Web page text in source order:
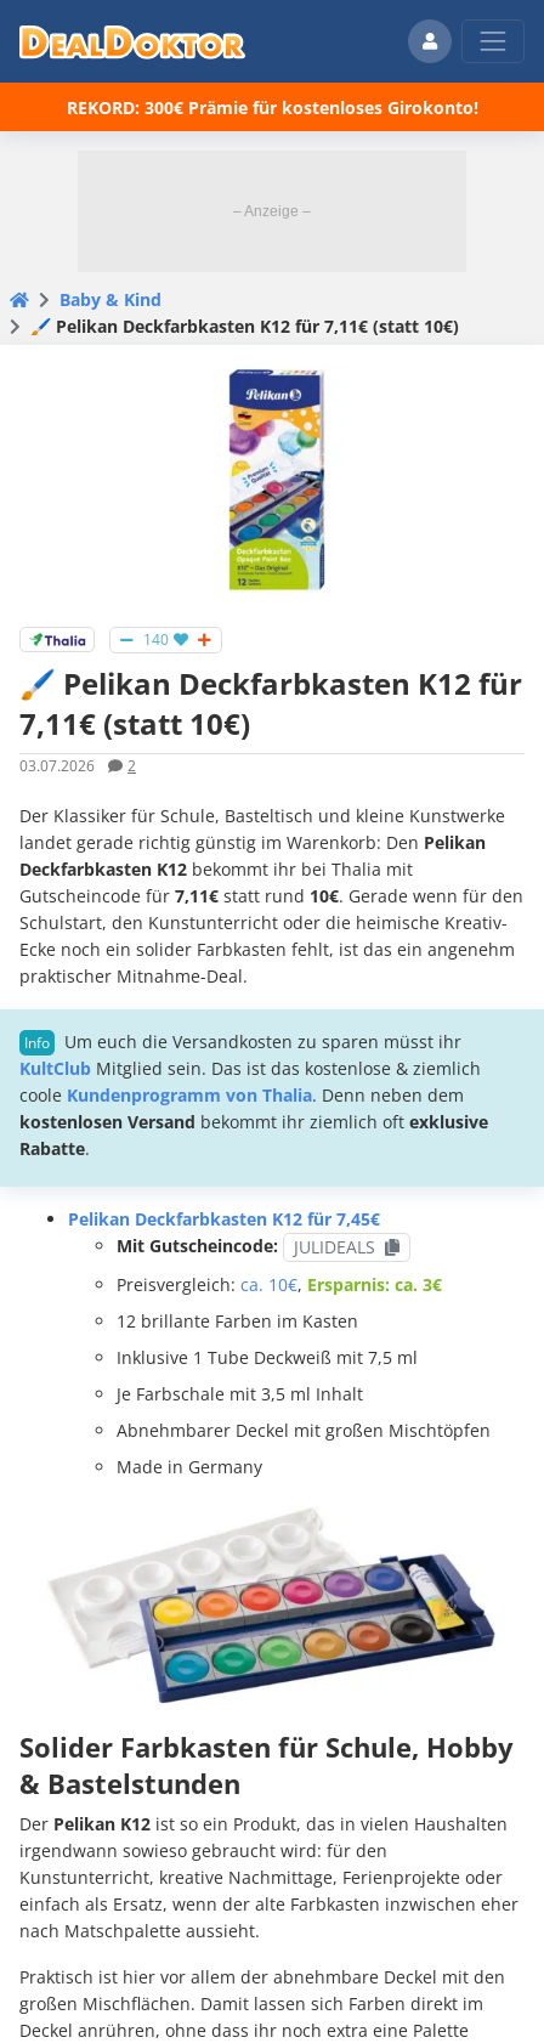
REKORD: 300€ Prämie für kostenloses Girokonto!
Baby & Kind
🖌️ Pelikan Deckfarbkasten K12 für 7,11€ (statt 10€)
140
🖌️ Pelikan Deckfarbkasten K12 für
7,11€ (statt 10€)
03.07.2026 2
Der Klassiker für Schule, Basteltisch und kleine Kunstwerke
landet gerade richtig günstig im Warenkorb: Den Pelikan
Deckfarbkasten K12 bekommt ihr bei Thalia mit
Gutscheincode für 7,11€ statt rund 10€. Gerade wenn für den
Schulstart, den Kunstunterricht oder die heimische Kreativ-
Ecke noch ein solider Farbkasten fehlt, ist das ein angenehm
praktischer Mitnahme-Deal.
Um euch die Versandkosten zu sparen müsst ihr
KultClub Mitglied sein. Das ist das kostenlose & ziemlich
coole Kundenprogramm von Thalia. Denn neben dem
kostenlosen Versand bekommt ihr ziemlich oft exklusive
Rabatte.
Pelikan Deckfarbkasten K12 für 7,45€
Mit Gutscheincode:
JULIDEALS
Preisvergleich: ca. 10€, Ersparnis: ca. 3€
12 brillante Farben im Kasten
Inklusive 1 Tube Deckweiß mit 7,5 ml
Je Farbschale mit 3,5 ml Inhalt
Abnehmbarer Deckel mit großen Mischtöpfen
Made in Germany
Solider Farbkasten für Schule, Hobby
& Bastelstunden
Der Pelikan K12 ist so ein Produkt, das in vielen Haushalten
irgendwann sowieso gebraucht wird: für den
Kunstunterricht, kreative Nachmittage, Ferienprojekte oder
einfach als Ersatz, wenn der alte Farbkasten inzwischen eher
nach Matschpalette aussieht.
Praktisch ist hier vor allem der abnehmbare Deckel mit den
großen Mischflächen. Damit lassen sich Farben direkt im
Deckel anrühren, ohne dass ihr noch extra eine Palette